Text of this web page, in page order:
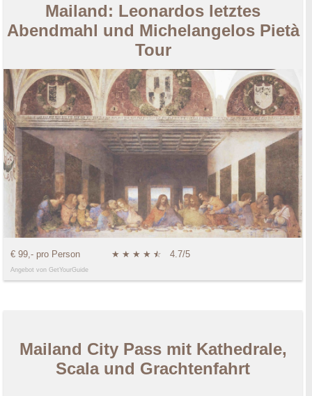
Mailand: Leonardos letztes
Abendmahl und Michelangelos Pietà
Tour
€ 99,- pro Person ★ ★ ★ ★ ★
☆ 4.7/5
Angebot von GetYourGuide
Mailand City Pass mit Kathedrale,
Scala und Grachtenfahrt